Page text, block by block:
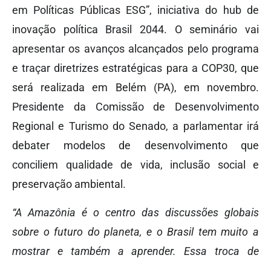
em Políticas Públicas ESG”, iniciativa do hub de
inovação política Brasil 2044. O seminário vai
apresentar os avanços alcançados pelo programa
e traçar diretrizes estratégicas para a COP30, que
será realizada em Belém (PA), em novembro.
Presidente da Comissão de Desenvolvimento
Regional e Turismo do Senado, a parlamentar irá
debater modelos de desenvolvimento que
conciliem qualidade de vida, inclusão social e
preservação ambiental.
“A Amazônia é o centro das discussões globais
sobre o futuro do planeta, e o Brasil tem muito a
mostrar e também a aprender. Essa troca de